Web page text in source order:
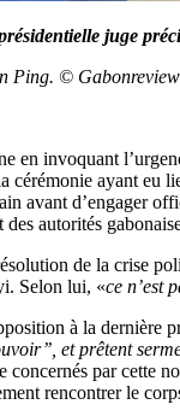
juge
Ping. © Gabonreview
en invoquant
ayant eu
avant d’engager
autorités
de la crise
Selon lui, «ce n’est
à la dernière
et prêtent
par cette
rencontrer le